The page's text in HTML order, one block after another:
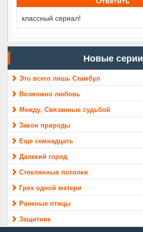
классный сериал!
Новые серии
Это всего лишь Стамбул
Возможно любовь
Между. Связанные судьбой
Закон природы
Еще семнадцать
Далекий город
Стеклянные потолки
Грех одной матери
Раненые птицы
Защитник